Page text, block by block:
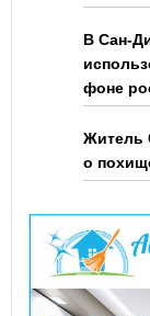
В Сан-
фоне
Житель
о